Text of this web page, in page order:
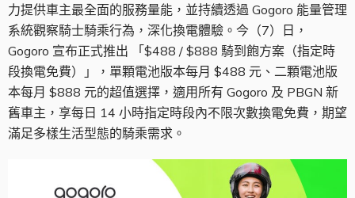
力提供車主最全面的服務量能，並持續透過 Gogoro 能量管理
系統觀察騎士騎乘行為，深化換電體驗。今（7）日，
Gogoro 宣布正式推出 「$488 / $888 騎到飽方案（指定時
段換電免費）」，單顆電池版本每月 $488 元、二顆電池版
本每月 $888 元的超值選擇，適用所有 Gogoro 及 PBGN 新
舊車主，享每日 14 小時指定時段內不限次數換電免費，期望
滿足多樣生活型態的騎乘需求。